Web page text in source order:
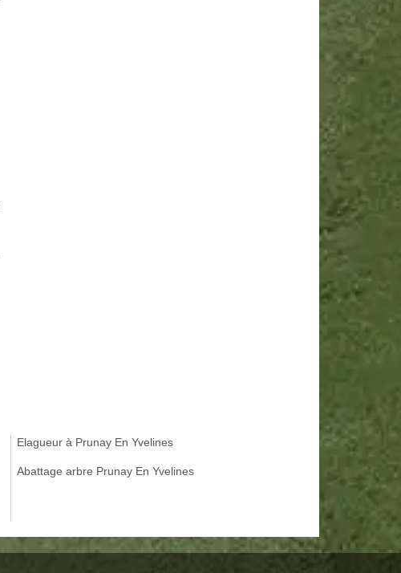
Elagueur à Prunay En Yvelines
Abattage arbre Prunay En Yvelines